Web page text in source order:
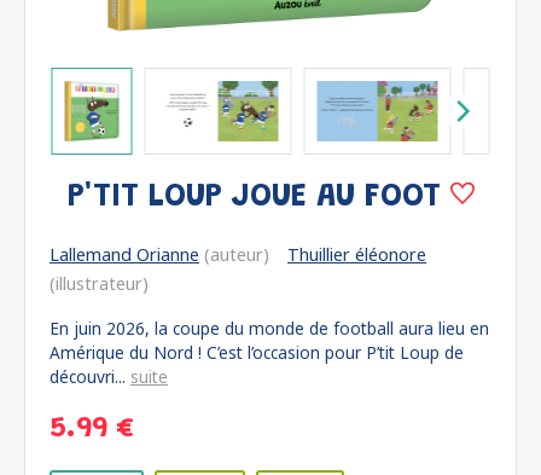
P'TIT LOUP JOUE AU FOOT
Lallemand Orianne (auteur)
Thuillier éléonore
(illustrateur)
En juin 2026, la coupe du monde de football aura lieu en
Amérique du Nord ! C’est l’occasion pour P’tit Loup de
découvri... suite
5.99 €